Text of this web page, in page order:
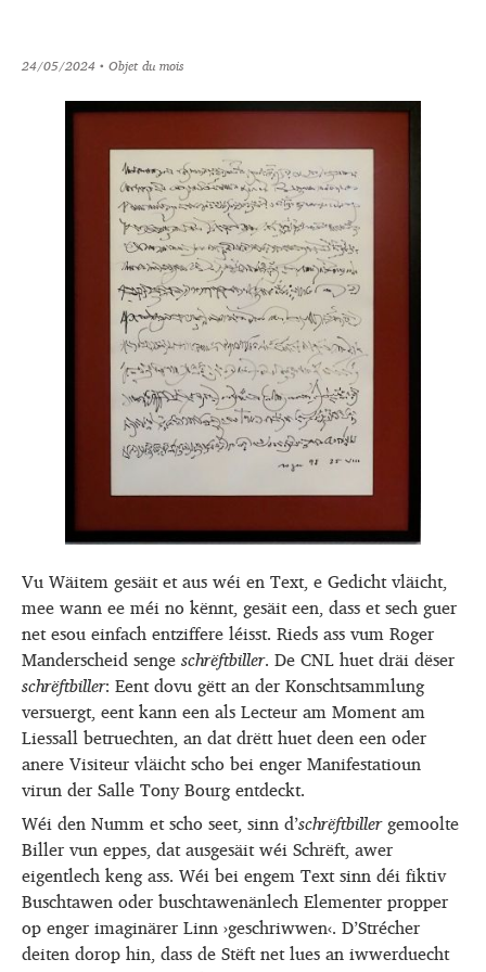
24/05/2024• Objet du mois
Vu Wäitem gesäit et aus wéi en Text, e Gedicht vläicht,
mee wann ee méi no kënnt, gesäit een, dass et sech guer
net esou einfach entziffere léisst. Rieds ass vum Roger
Manderscheid sengeschrëftbiller. De CNL huet dräi dëser
schrëftbiller: Eent dovu gëtt an der Konschtsammlung
versuergt, eent kann een als Lecteur am Moment am
Liessall betruechten, an dat drëtt huet deen een oder
anere Visiteur vläicht scho bei enger Manifestatioun
virun der Salle Tony Bourg entdeckt.
Wéi den Numm et scho seet, sinn d’schrëftbillergemoolte
Biller vun eppes, dat ausgesäit wéi Schrëft, awer
eigentlech keng ass. Wéi bei engem Text sinn déi fiktiv
Buschtawen oder buschtawenänlech Elementer propper
op enger imaginärer Linn ›geschriwwen‹. D’Strécher
deiten dorop hin, dass de Stëft net lues an iwwerduecht